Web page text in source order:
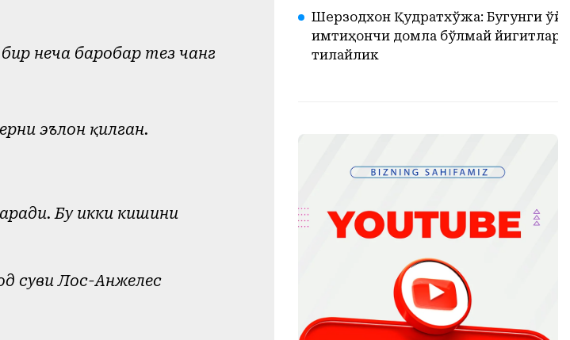
неча баробар тез чанг
эълон қилган.
Бу икки кишини
суви Лос-Анжелес
Шерзодхон Қудратхўжа: Бугунги
имтиҳончи домла бўлмай
тилайлик